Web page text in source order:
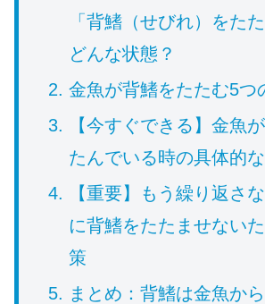
「背鰭（せびれ）をた
どんな状態？
金魚が背鰭をたたむ5つ
【今すぐできる】金魚
たんでいる時の具体的
【重要】もう繰り返さ
に背鰭をたたませない
策
まとめ：背鰭は金魚か